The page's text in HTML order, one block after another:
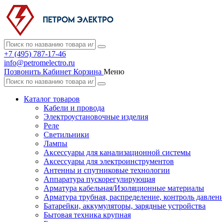
+7 (495) 787-17-46
info@petromelectro.ru
Позвонить Кабинет Корзина Меню
Каталог товаров
Кабели и провода
Электроустановочные изделия
Реле
Светильники
Лампы
Аксессуары для канализационной системы
Аксессуары для электроинструментов
Антенны и спутниковые технологии
Аппаратура пускорегулирующая
Арматура кабельная/Изоляционные материалы
Арматура трубная, распределение, контроль
Батарейки, аккумуляторы, зарядные устройства
Бытовая техника крупная